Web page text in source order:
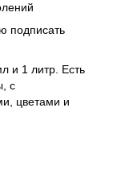
подписать
и 1 литр. Есть
с
цветами и